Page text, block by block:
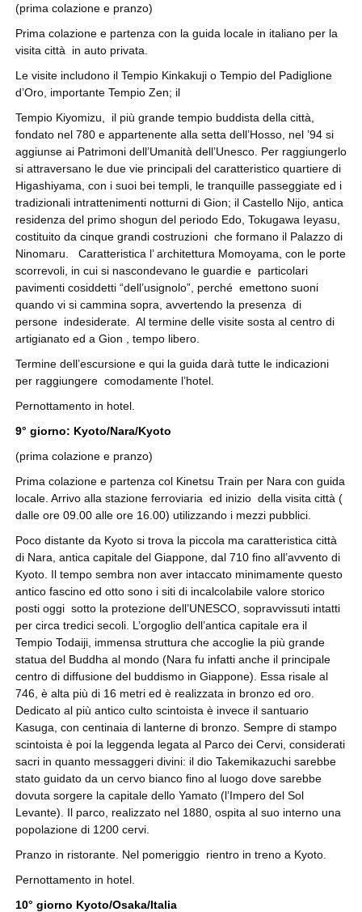
(prima colazione e pranzo)
Prima colazione e partenza con la guida locale in italiano per la
visita città in auto privata.
Le visite includono il Tempio Kinkakuji o Tempio del Padiglione
d’Oro, importante Tempio Zen; il
Tempio Kiyomizu, il più grande tempio buddista della città,
fondato nel 780 e appartenente alla setta dell’Hosso, nel ’94 si
aggiunse ai Patrimoni dell’Umanità dell’Unesco. Per raggiungerlo
si attraversano le due vie principali del caratteristico quartiere di
Higashiyama, con i suoi bei templi, le tranquille passeggiate ed i
tradizionali intrattenimenti notturni di Gion; il Castello Nijo, antica
residenza del primo shogun del periodo Edo, Tokugawa Ieyasu,
costituito da cinque grandi costruzioni che formano il Palazzo di
Ninomaru. Caratteristica l’ architettura Momoyama, con le porte
scorrevoli, in cui si nascondevano le guardie e particolari
pavimenti cosiddetti “dell’usignolo”, perché emettono suoni
quando vi si cammina sopra, avvertendo la presenza di
persone indesiderate. Al termine delle visite sosta al centro di
artigianato ed a Gion , tempo libero.
Termine dell’escursione e qui la guida darà tutte le indicazioni
per raggiungere comodamente l’hotel.
Pernottamento in hotel.
9° giorno: Kyoto/Nara/Kyoto
(prima colazione e pranzo)
Prima colazione e partenza col Kinetsu Train per Nara con guida
locale. Arrivo alla stazione ferroviaria ed inizio della visita città (
dalle ore 09.00 alle ore 16.00) utilizzando i mezzi pubblici.
Poco distante da Kyoto si trova la piccola ma caratteristica città
di Nara, antica capitale del Giappone, dal 710 fino all’avvento di
Kyoto. Il tempo sembra non aver intaccato minimamente questo
antico fascino ed otto sono i siti di incalcolabile valore storico
posti oggi sotto la protezione dell’UNESCO, sopravvissuti intatti
per circa tredici secoli. L’orgoglio dell’antica capitale era il
Tempio Todaiji, immensa struttura che accoglie la più grande
statua del Buddha al mondo (Nara fu infatti anche il principale
centro di diffusione del buddismo in Giappone). Essa risale al
746, è alta più di 16 metri ed è realizzata in bronzo ed oro.
Dedicato al più antico culto scintoista è invece il santuario
Kasuga, con centinaia di lanterne di bronzo. Sempre di stampo
scintoista è poi la leggenda legata al Parco dei Cervi, considerati
sacri in quanto messaggeri divini: il dio Takemikazuchi sarebbe
stato guidato da un cervo bianco fino al luogo dove sarebbe
dovuta sorgere la capitale dello Yamato (l’Impero del Sol
Levante). Il parco, realizzato nel 1880, ospita al suo interno una
popolazione di 1200 cervi.
Pranzo in ristorante. Nel pomeriggio rientro in treno a Kyoto.
Pernottamento in hotel.
10° giorno Kyoto/Osaka/Italia